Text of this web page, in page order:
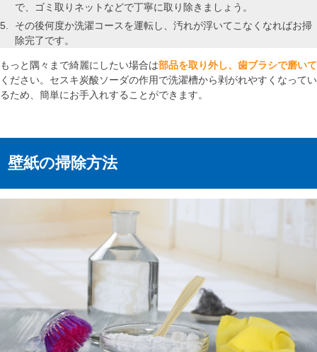
で、ゴミ取りネットなどで丁寧に取り除きましょう。
その後何度か洗濯コースを運転し、汚れが浮いてこなくなればお掃
除完了です。
もっと隅々まで綺麗にしたい場合は部品を取り外し、歯ブラシで磨いて
ください。セスキ炭酸ソーダの作用で洗濯槽から剥がれやすくなってい
るため、簡単にお手入れすることができます。
壁紙の掃除方法